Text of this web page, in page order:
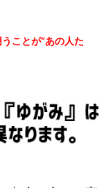
ことが“あの人た